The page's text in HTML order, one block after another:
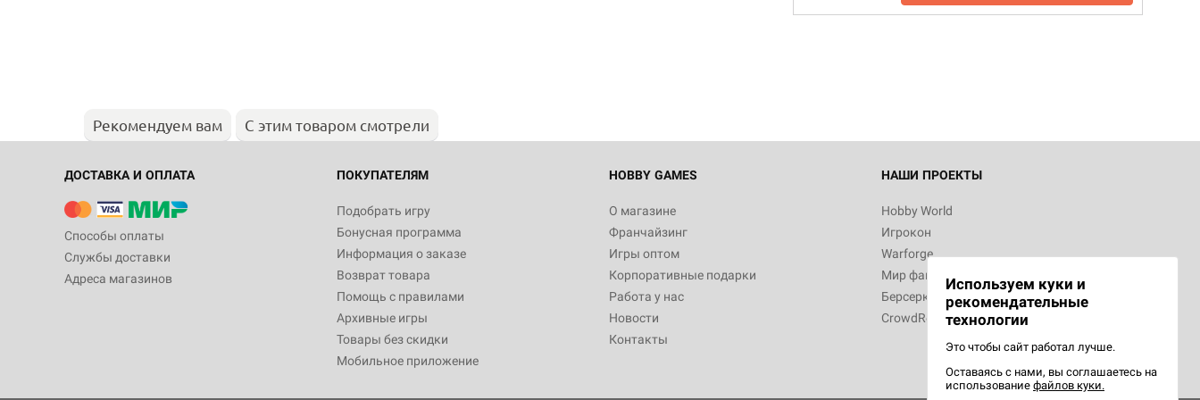
Рекомендуем вам С этим товаром смотрели
ДОСТАВКА И ОПЛАТА
Способы оплаты
Службы доставки
Адреса магазинов
ПОКУПАТЕЛЯМ
Подобрать игру
Бонусная программа
Информация о заказе
Возврат товара
Помощь с правилами
Архивные игры
Товары без скидки
Мобильное приложение
HOBBY GAMES
О магазине
Франчайзинг
Игры оптом
Корпоративные подарки
Работа у нас
Новости
Контакты
НАШИ ПРОЕКТЫ
Hobby World
Игрокон
Warforge
Мир фантастики
Берсерк
CrowdRepublic
Используем куки и
рекомендательные
технологии
Это чтобы сайт работал лучше.
Оставаясь с нами, вы соглашаетесь на
использование файлов куки.